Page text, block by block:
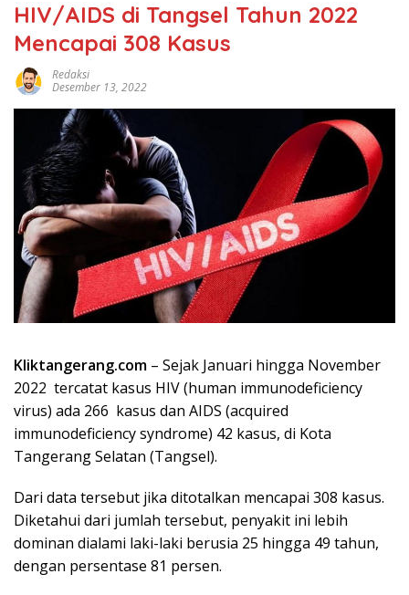
HIV/AIDS di Tangsel Tahun 2022
Mencapai 308 Kasus
Redaksi
Desember 13, 2022
Kliktangerang.com – Sejak Januari hingga November
2022 tercatat kasus HIV (human immunodeficiency
virus) ada 266 kasus dan AIDS (acquired
immunodeficiency syndrome) 42 kasus, di Kota
Tangerang Selatan (Tangsel).
Dari data tersebut jika ditotalkan mencapai 308 kasus.
Diketahui dari jumlah tersebut, penyakit ini lebih
dominan dialami laki-laki berusia 25 hingga 49 tahun,
dengan persentase 81 persen.